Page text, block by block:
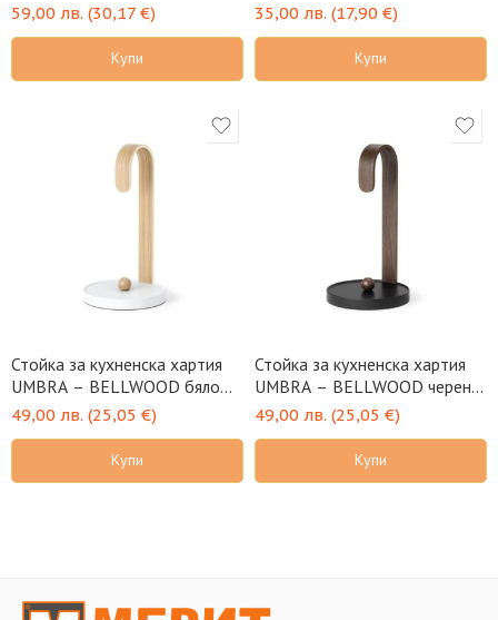
59,00 лв. (30,17 €)
Купи
35,00 лв. (17,90 €)
Купи
Стойка за кухненска хартия
UMBRA – BELLWOOD бяло
натурално дърво
49,00 лв. (25,05 €)
Купи
Стойка за кухненска хартия
UMBRA – BELLWOOD черен
орех
49,00 лв. (25,05 €)
Купи